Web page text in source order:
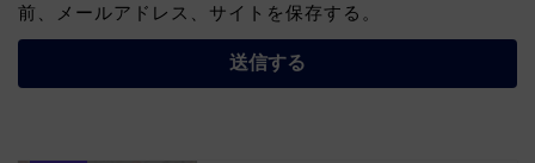
前、メールアドレス、サイトを保存する。